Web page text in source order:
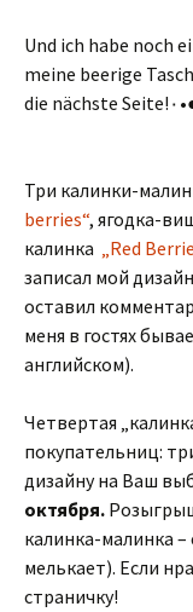
Und ich habe noch
meine beerige
Три калинки-
berries“, ягодка-
калинка „Red
записал мой
оставил
меня в гостях
английском).
Четвертая
покупательниц:
дизайну на Ваш
октября.
калинка-малинка –
мелькает). Если
страничку!